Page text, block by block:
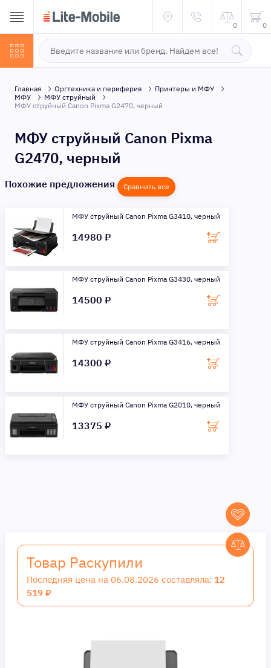
0 0
Главная Оргтехника и периферия
Принтеры и МФУ
МФУ
МФУ струйный
МФУ струйный Canon Pixma G2470, черный
МФУ струйный Canon Pixma
G2470, черный
Похожие предложения Сравнить все
МФУ струйный Canon Pixma G3410, черный
14980 ₽
МФУ струйный Canon Pixma G3430, черный
14500 ₽
МФУ струйный Canon Pixma G3416, черный
14300 ₽
МФУ струйный Canon Pixma G2010, черный
13375 ₽
Товар Раскупили
Последняя цена на 06.08.2026 составляла: 12
519 ₽